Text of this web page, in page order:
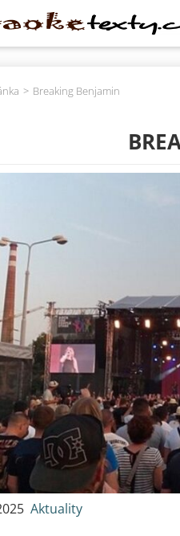
Breaking Benjamin
Aktuality